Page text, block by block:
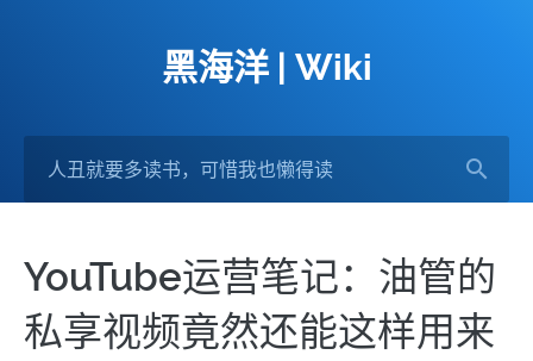
黑海洋 | Wiki
YouTube运营笔记：油管的
私享视频竟然还能这样用来